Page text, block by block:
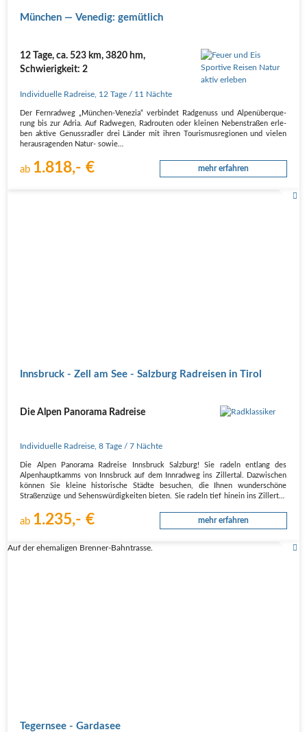
Mün­chen — Vene­dig: gemütlich
12 Tage, ca. 523 km, 3820 hm,
Schwierigkeit: 2
Individuelle Radreise 12 Tage / 11 Nächte
Der Fern­rad­weg „Mün­chen-Vene­zia“ ver­bin­det Rad­ge­nuss und Alpen­über­que­
rung bis zur Adria. Auf Rad­we­gen, Rad­rou­ten oder klei­nen Neben­stra­ßen erle­
ben akti­ve Genuss­rad­ler drei Län­der mit ihren Tou­ris­mus­re­gio­nen und vie­len
her­aus­ra­gen­den Natur- sowie…
ab 1.818,- € mehr erfahren
Innsbruck - Zell am See - Salzburg Radreisen in Tirol
Die Alpen Panorama Radreise
Individuelle Radreise,8 Tage/ 7 Nächte
Die Alpen Panorama Radreise Innsbruck Salzburg! Sie radeln entlang des
Alpenhauptkamms von Innsbruck auf dem Innradweg ins Zillertal. Dazwischen
können Sie kleine historische Städte besuchen, die Ihnen wunderschöne
Straßenzüge und Sehenswürdigkeiten bieten. Sie radeln tief hinein ins Zillertal,
ab 1.235,- € mehr erfahren
Auf der ehemaligen Brenner-Bahntrasse.
Tegernsee - Gardasee